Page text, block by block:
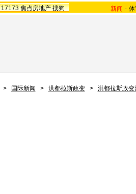
17173 焦点房地产 搜狗 新闻 -
> 国际新闻 > 洪都拉斯政变 > 洪都拉斯政变